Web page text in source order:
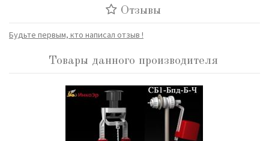
Отзывы
Будьте первым, кто написал отзыв !
Товары данного производителя